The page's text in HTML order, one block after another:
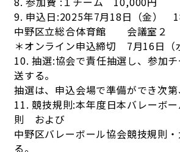
9. 申込日:2025年7月18日（金）
中野区立総合体育館 会議室２
＊オンライン申込締切 7月16日
10. 抽選:協会で責任抽選し、参加
送する。
抽選は、申込会場で準備ができ次第
11. 競技規則:本年度日本バレーボ
則 および
中野区バレーボール協会競技規則
る。